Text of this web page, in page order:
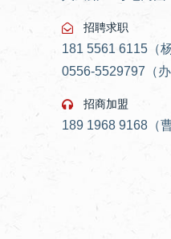
招聘求职
181 5561 6115（
0556-5529797（办
招商加盟
189 1968 9168（